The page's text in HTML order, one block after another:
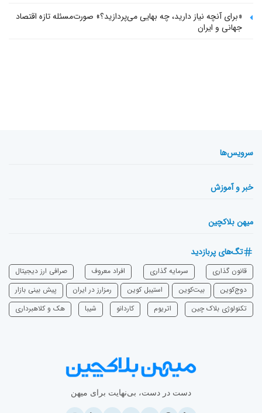
«برای آنچه نیاز دارید، چه بهایی می‌پردازید؟» صورت‌مسئله تازه اقتصاد
جهانی و ایران
سرویس‌ها
خبر و آموزش
میهن بلاکچین
تگ‌های پربازدید
قانون گذاری سرمایه‌ گذاری افراد معروف
صرافی ارز دیجیتال
دوج‌کوین
بیت‌کوین استیبل کوین رمزارز در ایران
پیش بینی بازار
تکنولوژی بلاک چین
اتریوم ‌کاردانو شیبا هک و کلاهبرداری
دست در دست، بی‌نهایت برای میهن